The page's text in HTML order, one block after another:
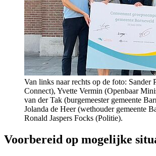
Van links naar rechts op de foto: Sander
Connect), Yvette Vermin (Openbaar
van der Tak (burgemeester gemeente
Jolanda de Heer (wethouder gemeente
Ronald Jaspers Focks (Politie).
Voorbereid op mogelijke